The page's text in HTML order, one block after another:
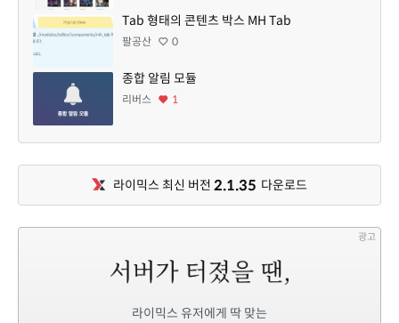
Tab 형태의 콘텐츠 박스 MH Tab
팔공산 0
종합 알림 모듈
리버스 1
라이믹스 최신 버전 2.1.35 다운로드
광고
라이믹스 유저에게 딱 맞는